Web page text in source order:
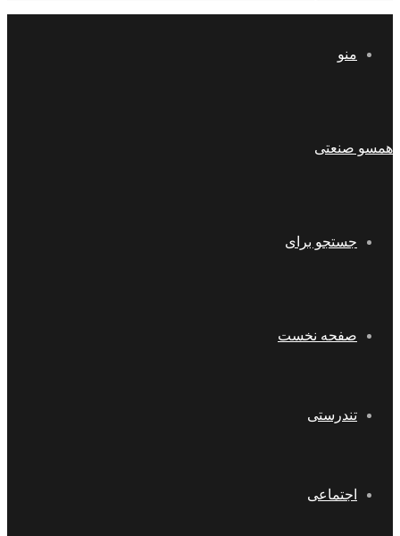
منو
همسو صنعتی
جستجو برای
صفحه نخست
تندرستی
اجتماعی